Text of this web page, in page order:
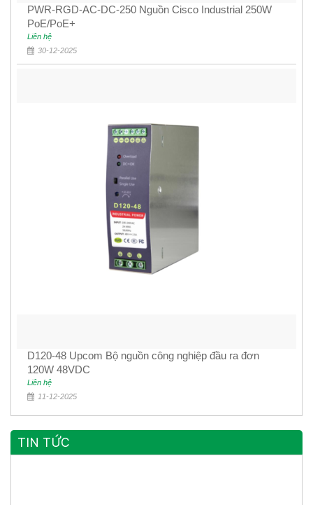
PWR-RGD-AC-DC-250 Nguồn Cisco Industrial 250W
PoE/PoE+
Liên hệ
30-12-2025
D120-48 Upcom Bộ nguồn công nghiệp đầu ra đơn
120W 48VDC
Liên hệ
11-12-2025
TIN TỨC